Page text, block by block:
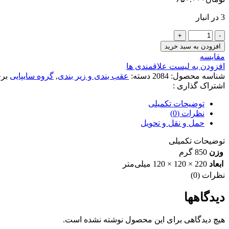
3 در انبار
محور
(فولی)
(توپی)
چرخ
عقب
جدید
پراید
عظام
3112010
عدد
افزودن به سبد خرید
مقایسه
افزودن به لیست علاقمندی ها
شناسه محصول: 2084 دسته: عقب بندی و زیر بندی, گروه سایپایی
اشتراک گذاری :
توضیحات تکمیلی
نظرات (0)
حمل و نقل و تحویل
توضیحات تکمیلی
وزن 850 گرم
ابعاد 220 × 120 × 120 میلی‌متر
نظرات (0)
دیدگاهها
هیچ دیدگاهی برای این محصول نوشته نشده است.